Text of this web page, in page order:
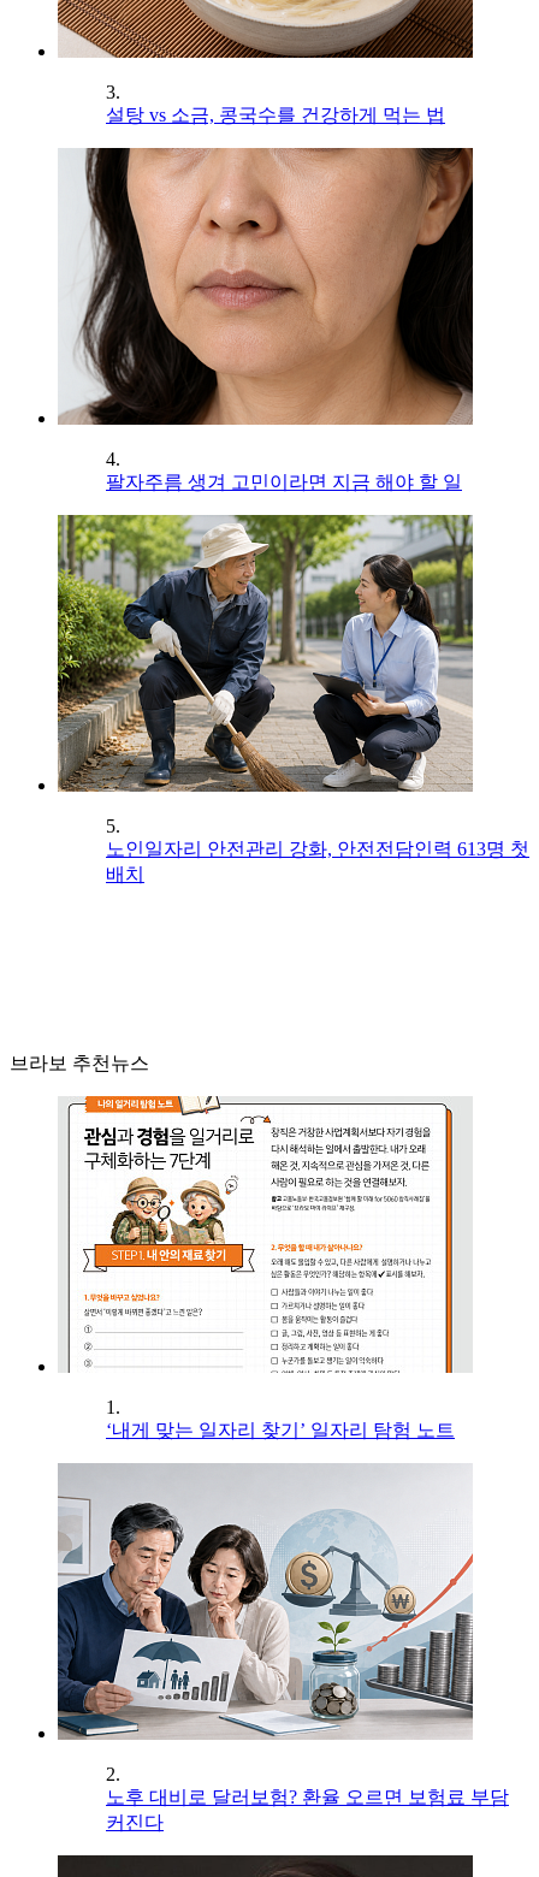
3.
설탕 vs 소금, 콩국수를 건강하게 먹는 법
4.
팔자주름 생겨 고민이라면 지금 해야 할 일
5.
노인일자리 안전관리 강화, 안전전담인력 613명 첫
배치
브라보 추천뉴스
1.
‘내게 맞는 일자리 찾기’ 일자리 탐험 노트
2.
노후 대비로 달러보험? 환율 오르면 보험료 부담
커진다